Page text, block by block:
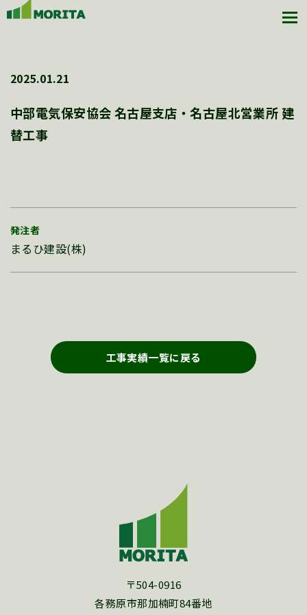
2025.01.21
中部電気保安協会 名古屋支店・名古屋北営業所 建
替工事
発注者
まるひ建設(株)
工事実績一覧に戻る
〒504-0916
各務原市那加楠町84番地